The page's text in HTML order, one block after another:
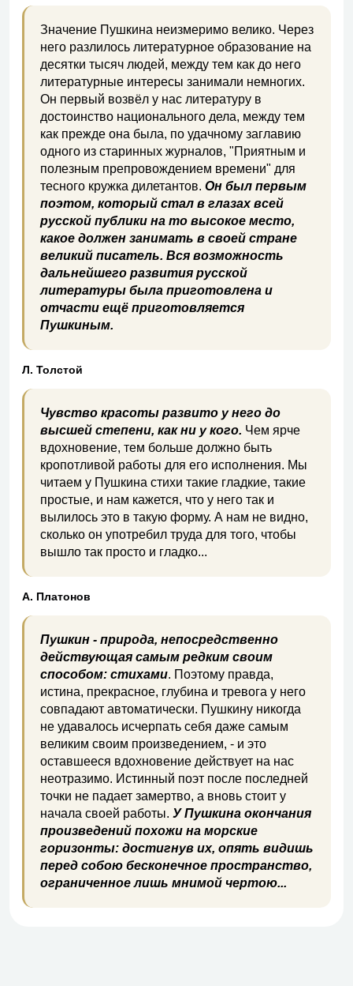
Значение Пушкина неизмеримо велико. Через
него разлилось литературное образование на
десятки тысяч людей, между тем как до него
литературные интересы занимали немногих.
Он первый возвёл у нас литературу в
достоинство национального дела, между тем
как прежде она была, по удачному заглавию
одного из старинных журналов, "Приятным и
полезным препровождением времени" для
тесного кружка дилетантов.Он был первым
поэтом, который стал в глазах всей
русской публики на то высокое место,
какое должен занимать в своей стране
великий писатель. Вся возможность
дальнейшего развития русской
литературы была приготовлена и
отчасти ещё приготовляется
Пушкиным.
Л. Толстой
Чувство красоты развито у него до
высшей степени, как ни у кого. Чем ярче
вдохновение, тем больше должно быть
кропотливой работы для его исполнения. Мы
читаем у Пушкина стихи такие гладкие, такие
простые, и нам кажется, что у него так и
вылилось это в такую форму. А нам не видно,
сколько он употребил труда для того, чтобы
вышло так просто и гладко...
А. Платонов
Пушкин - природа, непосредственно
действующая самым редким своим
способом: стихами. Поэтому правда,
истина, прекрасное, глубина и тревога у него
совпадают автоматически. Пушкину никогда
не удавалось исчерпать себя даже самым
великим своим произведением, - и это
оставшееся вдохновение действует на нас
неотразимо. Истинный поэт после последней
точки не падает замертво, а вновь стоит у
начала своей работы.У Пушкина окончания
произведений похожи на морские
горизонты: достигнув их, опять видишь
перед собою бесконечное пространство,
ограниченное лишь мнимой чертою...